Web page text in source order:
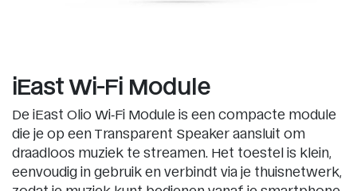
iEast Wi-Fi Module
De iEast Olio Wi‑Fi Module is een compacte module
die je op een Transparent Speaker aansluit om
draadloos muziek te streamen. Het toestel is klein,
eenvoudig in gebruik en verbindt via je thuisnetwerk,